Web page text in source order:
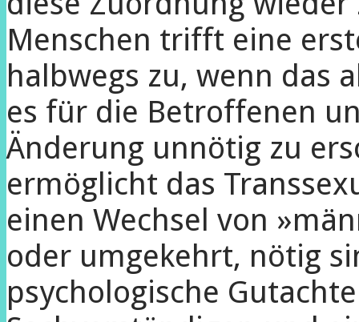
Menschen trifft eine
halbwegs zu, wenn das
es für die Betroffenen
Änderung unnötig zu
ermöglicht das
einen Wechsel von
oder umgekehrt, nötig
psychologische